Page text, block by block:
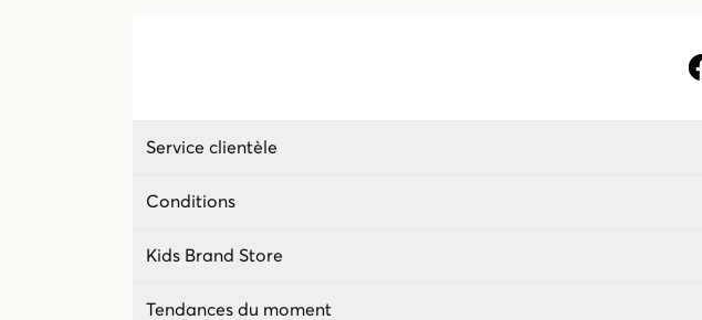
Service clientèle
Conditions
Kids Brand Store
Tendances du moment